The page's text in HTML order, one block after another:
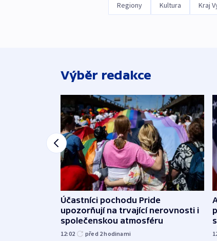
Regiony Kultura Kraj
Výběr redakce
Účastníci pochodu Pride
upozorňují na trvající nerovnosti i
společenskou atmosféru
12:02 před 2hodinami